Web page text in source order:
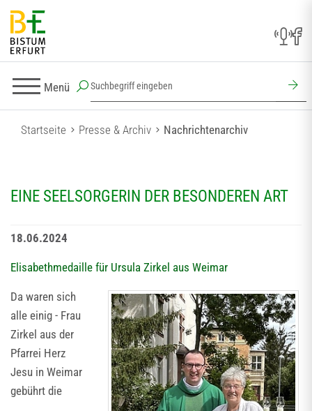
Menü
Startseite Presse & Archiv Nachrichtenarchiv
EINE SEELSORGERIN DER BESONDEREN ART
18.06.2024
Elisabethmedaille für Ursula Zirkel aus Weimar
Da waren sich
alle einig - Frau
Zirkel aus der
Pfarrei Herz
Jesu in Weimar
gebührt die